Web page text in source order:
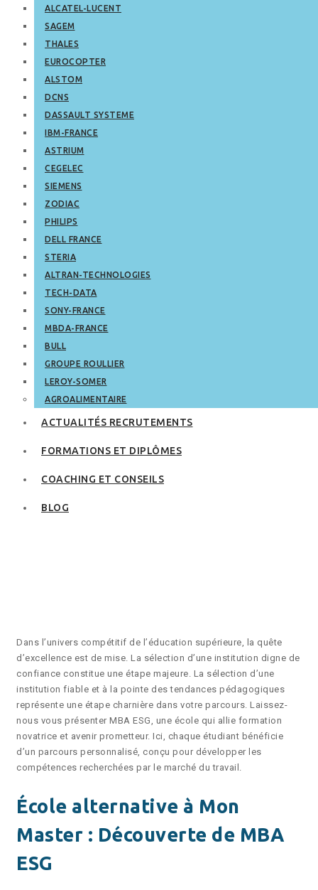
ALCATEL-LUCENT
SAGEM
THALES
EUROCOPTER
ALSTOM
DCNS
DASSAULT SYSTEME
IBM-FRANCE
ASTRIUM
CEGELEC
SIEMENS
ZODIAC
PHILIPS
DELL FRANCE
STERIA
ALTRAN-TECHNOLOGIES
TECH-DATA
SONY-FRANCE
MBDA-FRANCE
BULL
GROUPE ROULLIER
LEROY-SOMER
AGROALIMENTAIRE
ACTUALITÉS RECRUTEMENTS
FORMATIONS ET DIPLÔMES
COACHING ET CONSEILS
BLOG
Dans l’univers compétitif de l’éducation supérieure, la quête
d’excellence est de mise. La sélection d’une institution digne de
confiance constitue une étape majeure. La sélection d’une
institution fiable et à la pointe des tendances pédagogiques
représente une étape charnière dans votre parcours. Laissez-
nous vous présenter MBA ESG, une école qui allie formation
novatrice et avenir prometteur. Ici, chaque étudiant bénéficie
d’un parcours personnalisé, conçu pour développer les
compétences recherchées par le marché du travail.
École alternative à Mon
Master : Découverte de MBA
ESG